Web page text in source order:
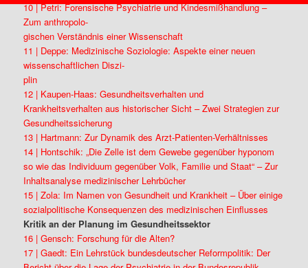
10 | Petri: Forensische Psychiatrie und Kindesmißhandlung –
Zum anthropolo-
gischen Verständnis einer Wissenschaft
11 | Deppe: Medizinische Soziologie: Aspekte einer neuen
wissenschaftlichen Diszi-
plin
12 | Kaupen-Haas: Gesundheitsverhalten und
Krankheitsverhalten aus historischer Sicht – Zwei Strategien zur
Gesundheitssicherung
13 | Hartmann: Zur Dynamik des Arzt-Patienten-Verhältnisses
14 | Hontschik: „Die Zelle ist dem Gewebe gegenüber hyponom
so wie das Individuum gegenüber Volk, Familie und Staat“ – Zur
Inhaltsanalyse medizinischer Lehrbücher
15 | Zola: Im Namen von Gesundheit und Krankheit – Über einige
sozialpolitische Konsequenzen des medizinischen Einflusses
Kritik an der Planung im Gesundheitssektor
16 | Gensch: Forschung für die Alten?
17 | Gaedt: Ein Lehrstück bundesdeutscher Reformpolitik: Der